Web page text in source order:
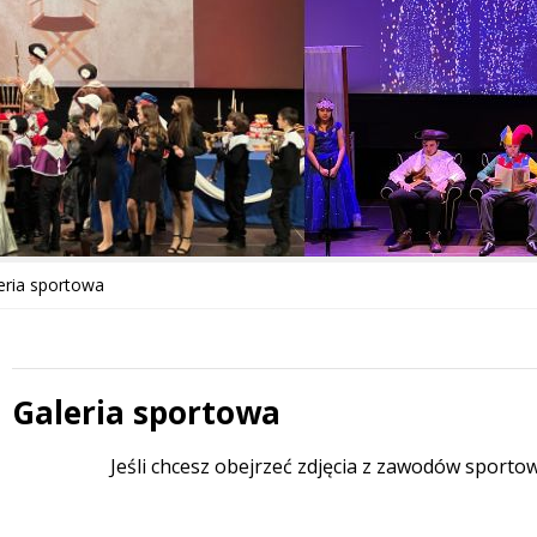
sportowa
Galeria sportowa
Jeśli chcesz obejrzeć zdjęcia z zawodów